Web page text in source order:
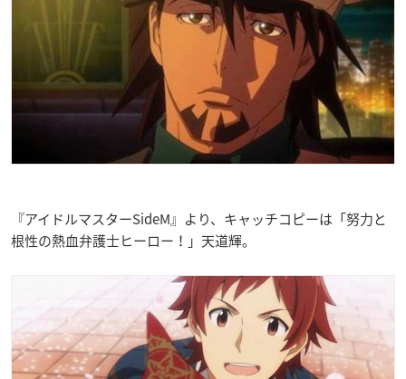
『アイドルマスターSideM』より、キャッチコピーは「努力と
根性の熱血弁護士ヒーロー！」天道輝。